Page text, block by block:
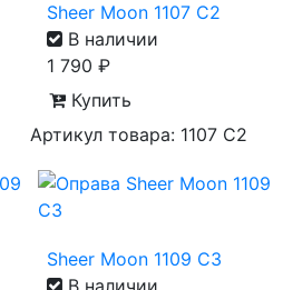
Sheer Moon 1107 C2
В наличии
1 790 ₽
Купить
Артикул товара: 1107 С2
Sheer Moon 1109 C3
В наличии